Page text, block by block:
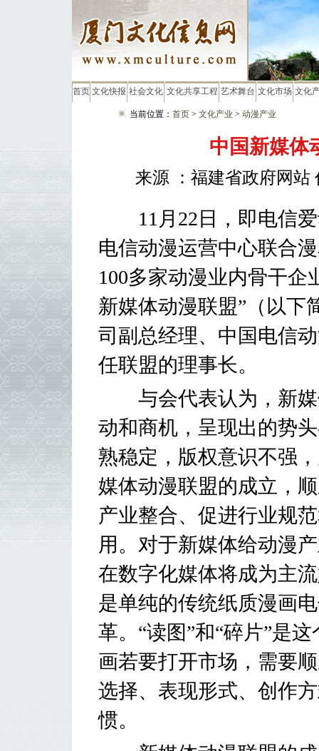
首页 文化快报 社会文化 文化共享工程 艺术舞台 文化市场 文化
当前位置： 首页> 文化产业 > 动漫产业
中国新媒体
来源 ：福建省政府网站
11月22日，即电信爱
电信动漫运营中心联合
100多家动漫业内骨干企
新媒体动漫联盟”（以下
司副总经理、中国电信
任联盟的理事长。
与会代表认为，新媒
动和商机，呈现出的势
熟稳定，版权意识不强
媒体动漫联盟的成立，
产业整合、促进行业规
用。对于新媒体给动漫
在数字化媒体将成为主
是单纯的传统纸质漫画
革。“读图”和“碎片”是
画若要打开市场，需要
选择、表现形式、创作
惯。